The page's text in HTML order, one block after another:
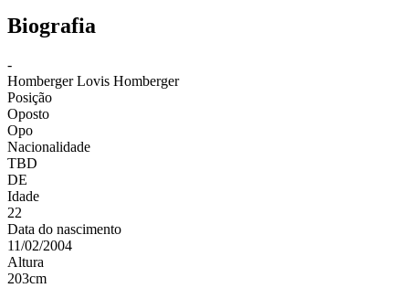
Biografia
-
Homberger Lovis Homberger
Posição
Oposto
Opo
Nacionalidade
TBD
DE
Idade
22
Data do nascimento
11/02/2004
Altura
203cm